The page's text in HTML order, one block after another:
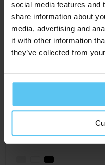
social media features and
share information about
media, advertising and
it with other information
they’ve collected from